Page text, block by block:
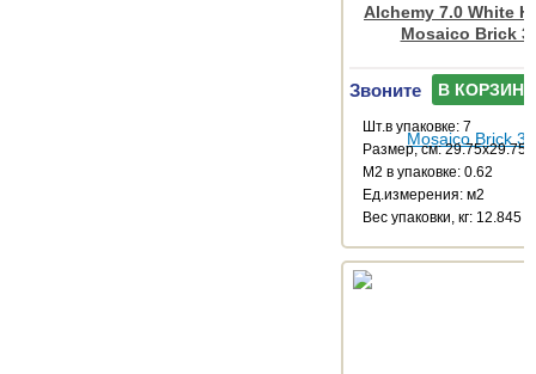
Alchemy 7.0 White
Mosaico Brick
Звоните В КОРЗИНУ
Шт.в упаковке: 7
Размер, см: 29.75x29.75
М2 в упаковке: 0.62
Ед.измерения: м2
Веc упаковки, кг: 12.845